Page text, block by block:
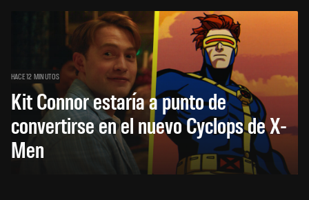
HACE 12 MINUTOS
Kit Connor estaría a punto de
convertirse en el nuevo Cyclops de X-
Men